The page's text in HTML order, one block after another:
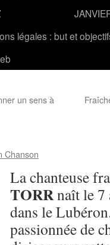
légales : but et
un sens à
Chanson
La chanteuse
TORRnaît le 7
dans le
passionnée de